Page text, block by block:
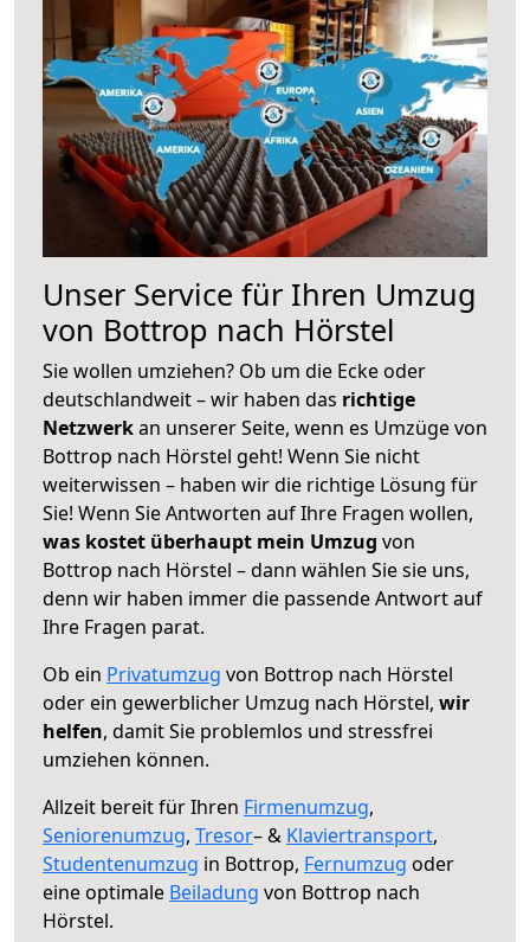
Unser Service für Ihren Umzug
von Bottrop nach Hörstel
Sie wollen umziehen? Ob um die Ecke oder
deutschlandweit – wir haben das richtige
Netzwerkan unserer Seite, wenn es Umzüge von
Bottrop nach Hörstel geht! Wenn Sie nicht
weiterwissen – haben wir die richtige Lösung für
Sie! Wenn Sie Antworten auf Ihre Fragen wollen,
was kostet überhaupt mein Umzug von
Bottrop nach Hörstel – dann wählen Sie sie uns,
denn wir haben immer die passende Antwort auf
Ihre Fragen parat.
Ob ein Privatumzug von Bottrop nach Hörstel
oder ein gewerblicher Umzug nach Hörstel, wir
helfen, damit Sie problemlos und stressfrei
umziehen können.
Allzeit bereit für Ihren Firmenumzug,
Seniorenumzug, Tresor– & Klaviertransport,
Studentenumzug in Bottrop, Fernumzug oder
eine optimale Beiladung von Bottrop nach
Hörstel.